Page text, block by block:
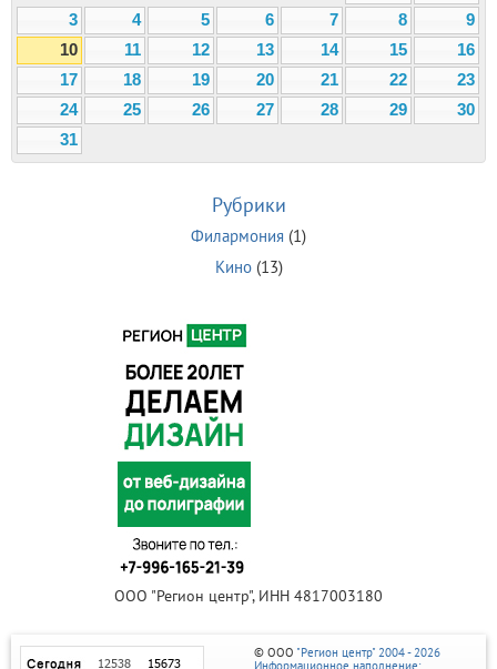
3
4 5 6 7 8
9
10
11 12 13 14 15
16
17
18 19 20 21 22
23
24
25 26 27 28 29
30
31
Рубрики
Филармония (1)
Кино(13)
ООО "Регион центр", ИНН 4817003180
© ООО "Регион центр" 2004 - 2026
Информационное наполнение: